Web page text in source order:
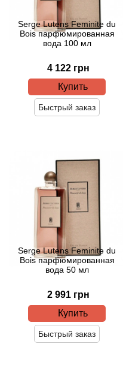
Serge Lutens Feminite du
Bois парфюмированная
вода 100 мл
4 122 грн
Купить
Быстрый заказ
Serge Lutens Feminite du
Bois парфюмированная
вода 50 мл
2 991 грн
Купить
Быстрый заказ
Acqua di Parma
Aedes de Venustas
Affinessence
Afnan
Agatha Ruiz de la Prada
Agent Provocateur
Agonist
Aigner